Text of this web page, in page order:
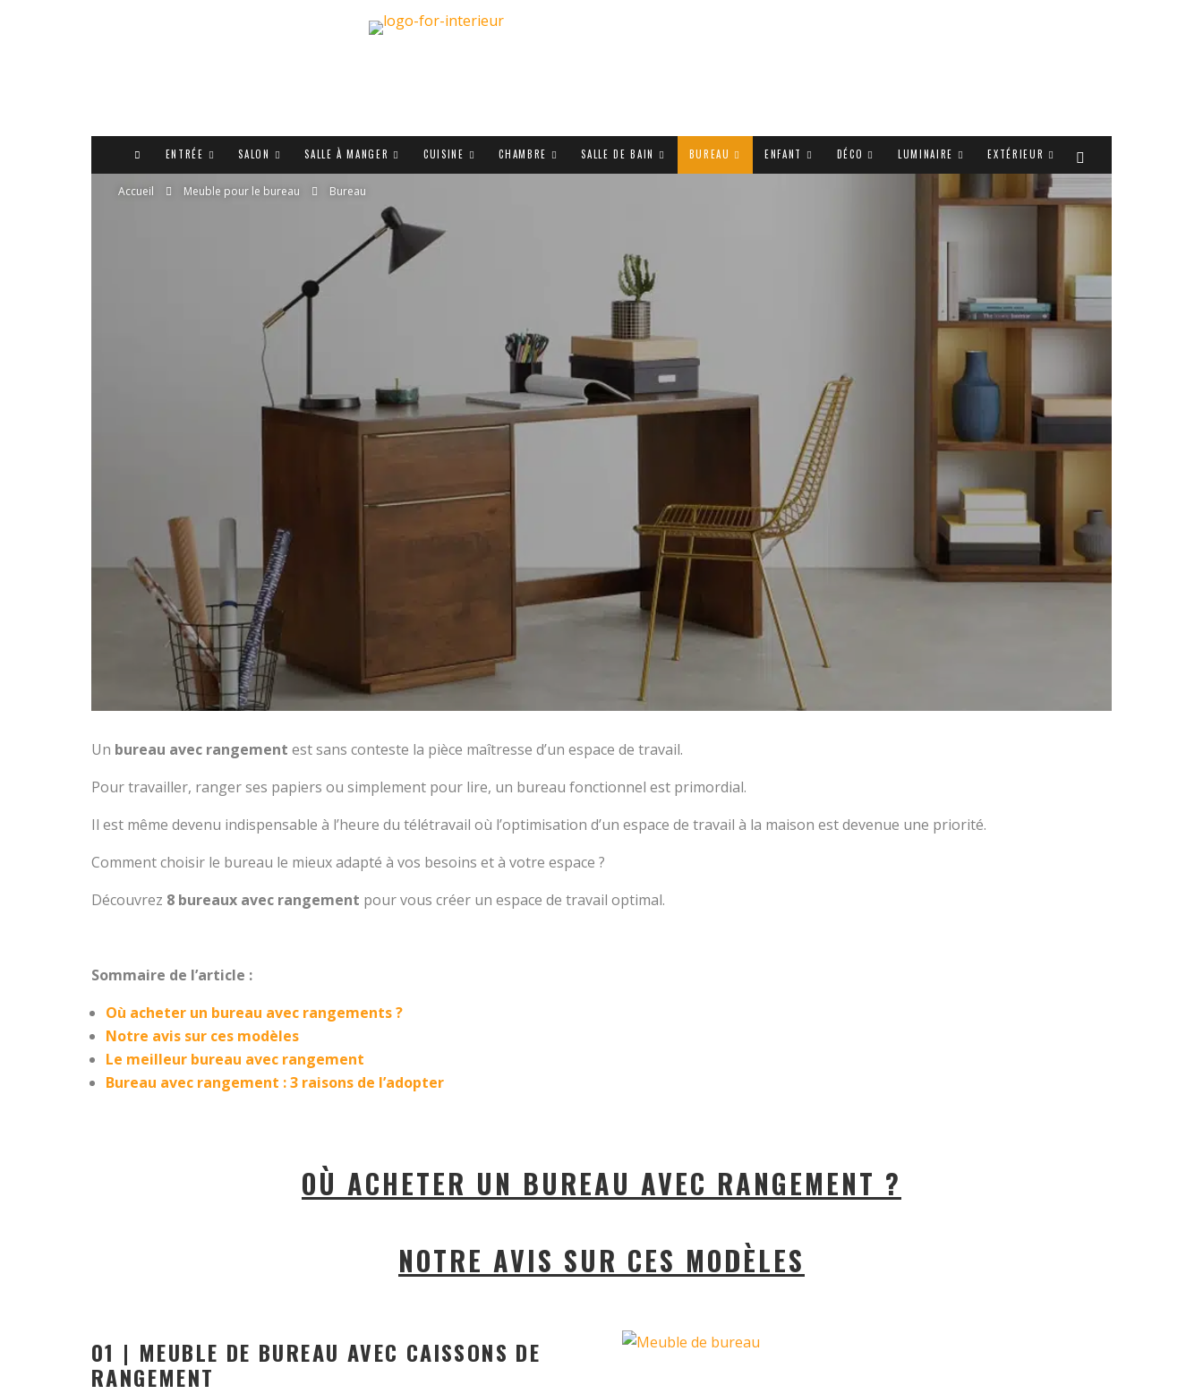
ENTRÉE SALON SALLE À MANGER CUISINE CHAMBRE SALLE DE BAIN BUREAU ENFANT DÉCO LUMINAIRE EXTÉRIEUR
Accueil Meuble pour le bureau Bureau
Un bureau avec rangement est sans conteste la pièce maîtresse d’un espace de travail.
Pour travailler, ranger ses papiers ou simplement pour lire, un bureau fonctionnel est primordial.
Il est même devenu indispensable à l’heure du télétravail où l’optimisation d’un espace de travail à la maison est devenue une priorité.
Comment choisir le bureau le mieux adapté à vos besoins et à votre espace ?
Découvrez 8 bureaux avec rangement pour vous créer un espace de travail optimal.
Sommaire de l’article :
Où acheter un bureau avec rangements ?
Notre avis sur ces modèles
Le meilleur bureau avec rangement
Bureau avec rangement : 3 raisons de l’adopter
OÙ ACHETER UN BUREAU AVEC RANGEMENT ?
NOTRE AVIS SUR CES MODÈLES
01 | MEUBLE DE BUREAU AVEC CAISSONS DE
RANGEMENT